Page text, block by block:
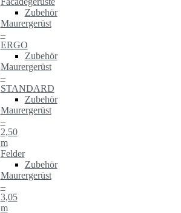
Zubehör
Maurergerüst
–
ERGO
Zubehör
Maurergerüst
–
STANDARD
Zubehör
Maurergerüst
–
2,50
m
Felder
Zubehör
Maurergerüst
–
3,05
m